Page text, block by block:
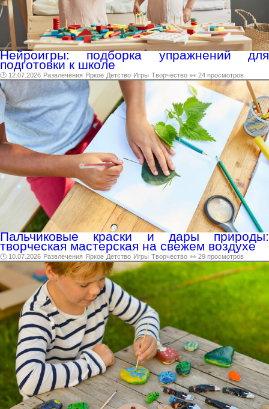
Нейроигры: подборка упражнений для
подготовки к школе
🕑 12.07.2026 Развлечения Яркое Детство Игры Творчество 👀 24 просмотров
Пальчиковые краски и дары природы:
творческая мастерская на свежем воздухе
🕑 10.07.2026 Развлечения Яркое Детство Игры Творчество 👀 29 просмотров